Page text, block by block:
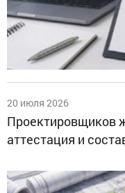
20 июля 2026
Проектировщиков
аттестация и